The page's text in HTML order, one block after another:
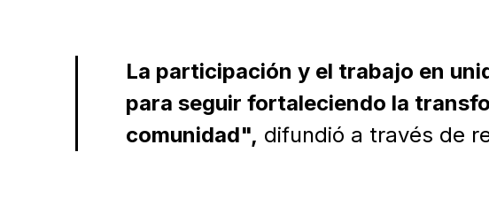
La participación y el trabajo en
para seguir fortaleciendo la
comunidad", difundió a través de